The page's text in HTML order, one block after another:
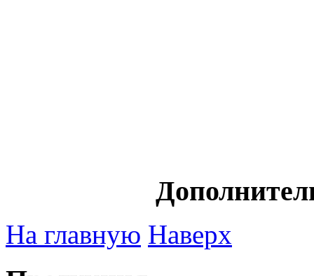
На главную Наверх